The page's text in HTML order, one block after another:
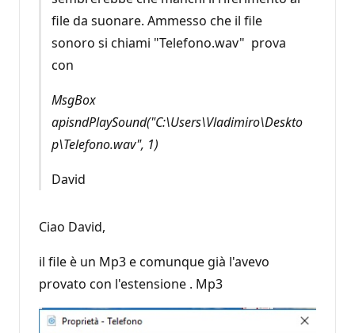
file da suonare. Ammesso che il file
sonoro si chiami "Telefono.wav" prova
con
MsgBox
apisndPlaySound("C:\Users\Vladimiro\Deskto
p\Telefono.wav", 1)
David
Ciao David,
il file è un Mp3 e comunque già l'avevo
provato con l'estensione . Mp3